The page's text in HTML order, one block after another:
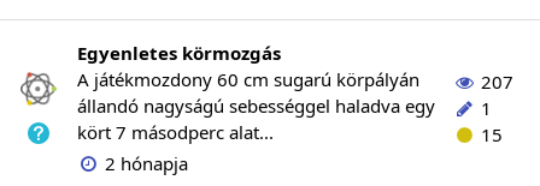
Egyenletes körmozgás
A játékmozdony 60 cm sugarú körpályán
állandó nagyságú sebességgel haladva egy
kört 7 másodperc alat...
2 hónapja
207
1
15